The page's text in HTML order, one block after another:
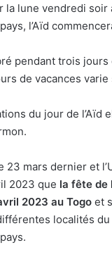
lune vendredi
l’Aïd
pendant trois
de vacances varie
du jour de
23 mars dernier et
2023 que la fête de
2023 au Togo et
localités